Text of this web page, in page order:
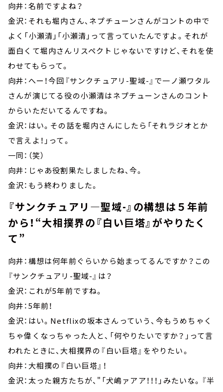
向井：名前ですよね？
金沢：それも堀内さん、ネプチューンさんがコントの中で
よく「小瀬清」「小瀬清」って言っていたんですよ。それが
面白くて堀内さんリスペクトじゃないですけど、それを使
わせてもらって。
向井：へー！今回『サンクチュアリ-聖域-』で一ノ瀬ワタル
さんが演じてる役の小瀬清はネプチューンさんのコント
からいただいてるんですね。
金沢：はい。その話を堀内さんにしたら「それラジオとか
で言えよ！」って。
一同：（笑）
向井：じゃあ役割果たしましたね、今。
金沢：もう終わりました。
『サンクチュアリ—聖域-』の構想は５年前
から！“大相撲界の『白い巨塔』がやりたく
て”
向井：構想は何年前ぐらいから始まってるんですか？この
『サンクチュアリ-聖域-』は？
金沢：これが5年前ですね。
向井：5年前！
金沢：はい。Netflixの坂本さんっていう、今もうめちゃく
ちゃ偉くなっちゃった人と、「何やりたいですか？」って言
われたときに、大相撲界の『白い巨塔』をやりたい。
向井：大相撲の『白い巨塔』！
金沢：太った親方たちが、"「犬嶋ァアア！！！」みたいな。『半